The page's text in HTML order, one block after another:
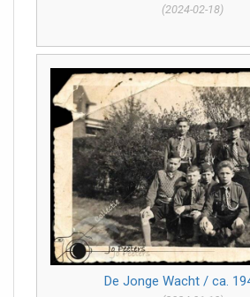
(2024-02-18)
De Jonge Wacht / ca.